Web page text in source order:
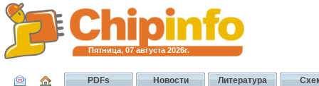
Пятница, 07 августа 2026г.
PDFs Новости Литература